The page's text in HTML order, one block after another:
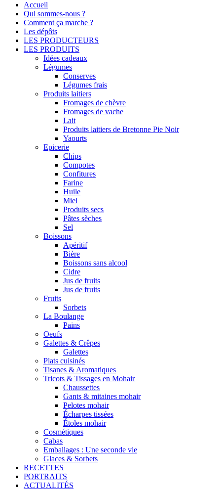
Accueil
Qui sommes-nous ?
Comment ça marche ?
Les dépôts
LES PRODUCTEURS
LES PRODUITS
Idées cadeaux
Légumes
Conserves
Légumes frais
Produits laitiers
Fromages de chèvre
Fromages de vache
Lait
Produits laitiers de Bretonne Pie Noir
Yaourts
Epicerie
Chips
Compotes
Confitures
Farine
Huile
Miel
Produits secs
Pâtes sèches
Sel
Boissons
Apéritif
Bière
Boissons sans alcool
Cidre
Jus de fruits
Jus de fruits
Fruits
Sorbets
La Boulange
Pains
Oeufs
Galettes & Crêpes
Galettes
Plats cuisinés
Tisanes & Aromatiques
Tricots & Tissages en Mohair
Chaussettes
Gants & mitaines mohair
Pelotes mohair
Écharpes tissées
Étoles mohair
Cosmétiques
Cabas
Emballages : Une seconde vie
Glaces & Sorbets
RECETTES
PORTRAITS
ACTUALITÉS